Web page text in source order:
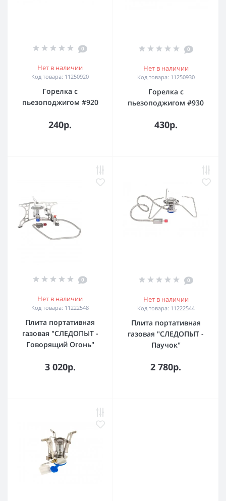
0
Нет в наличии
Код товара: 11250920
Горелка с
пьезоподжигом #920
240р.
0
Нет в наличии
Код товара: 11250930
Горелка с
пьезоподжигом #930
430р.
0
Нет в наличии
Код товара: 11222548
Плита портативная
газовая "СЛЕДОПЫТ -
Говорящий Огонь"
3 020р.
0
Нет в наличии
Код товара: 11222544
Плита портативная
газовая "СЛЕДОПЫТ -
Паучок"
2 780р.